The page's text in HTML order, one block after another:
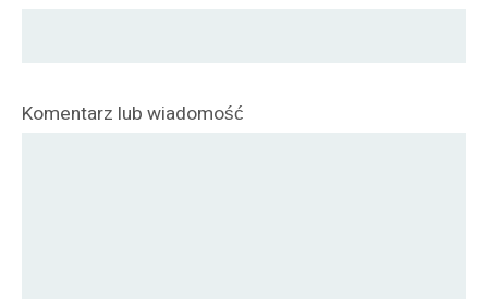
Komentarz lub wiadomość